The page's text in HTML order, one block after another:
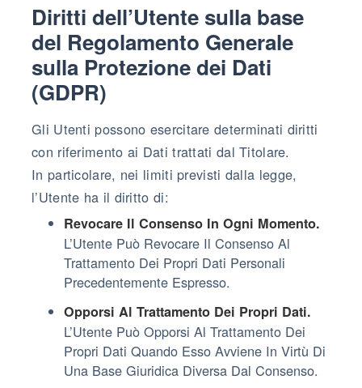
Diritti dell’Utente sulla base
del Regolamento Generale
sulla Protezione dei Dati
(GDPR)
Gli Utenti possono esercitare determinati diritti
con riferimento ai Dati trattati dal Titolare.
In particolare, nei limiti previsti dalla legge,
l’Utente ha il diritto di:
Revocare Il Consenso In Ogni Momento.
L’Utente Può Revocare Il Consenso Al
Trattamento Dei Propri Dati Personali
Precedentemente Espresso.
Opporsi Al Trattamento Dei Propri Dati.
L’Utente Può Opporsi Al Trattamento Dei
Propri Dati Quando Esso Avviene In Virtù Di
Una Base Giuridica Diversa Dal Consenso.